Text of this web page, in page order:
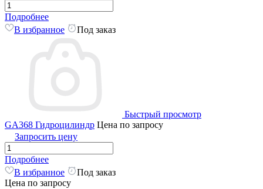
Подробнее
В избранное
Под заказ
Быстрый просмотр
GA368 Гидроцилиндр Цена по запросу
Запросить цену
Подробнее
В избранное
Под заказ
Цена по запросу